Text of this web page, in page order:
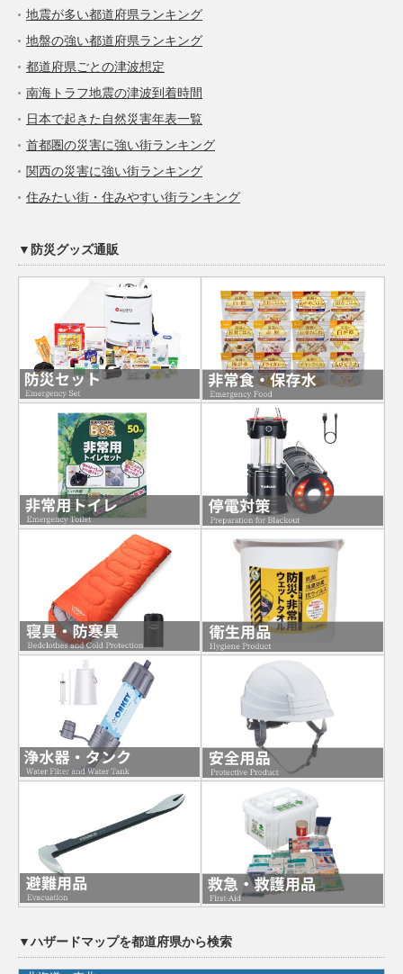
地震が多い都道府県ランキング
地盤の強い都道府県ランキング
都道府県ごとの津波想定
南海トラフ地震の津波到着時間
日本で起きた自然災害年表一覧
首都圏の災害に強い街ランキング
関西の災害に強い街ランキング
住みたい街・住みやすい街ランキング
▼防災グッズ通販
▼ハザードマップを都道府県から検索